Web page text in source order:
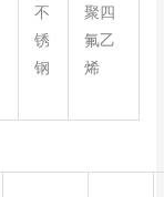
不
锈
钢
聚四
氟乙
烯